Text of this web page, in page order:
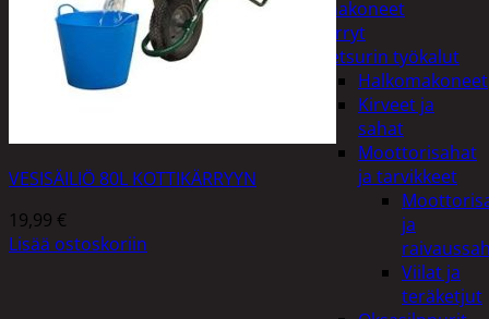
Puutarhakoneet
Kärryt
Metsurin työkalut
Halkomakoneet
Kirveet ja
sahat
Moottorisahat
ja tarvikkeet
ja
Viilat ja
teräketjut
VESISÄILIÖ 80L KOTTIKÄRRYYN
19,99 €
Lisää ostoskoriin